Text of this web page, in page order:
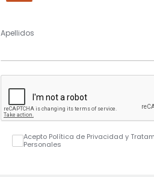
Apellidos
Acepto Política de Privacidad y
Personales